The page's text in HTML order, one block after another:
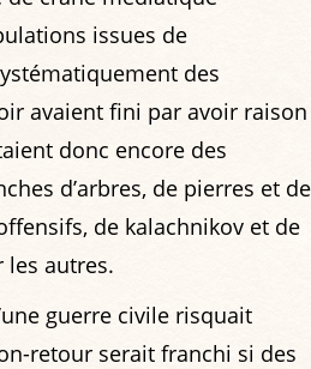
issues de
des
avaient fini par avoir raison
donc encore des
d’arbres, de pierres et de
de kalachnikov et de
les autres.
guerre civile risquait
retour serait franchi si des